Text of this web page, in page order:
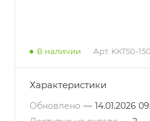
В наличии Арт. KKT50-
Характеристики
Обновлено — 14.01.2026